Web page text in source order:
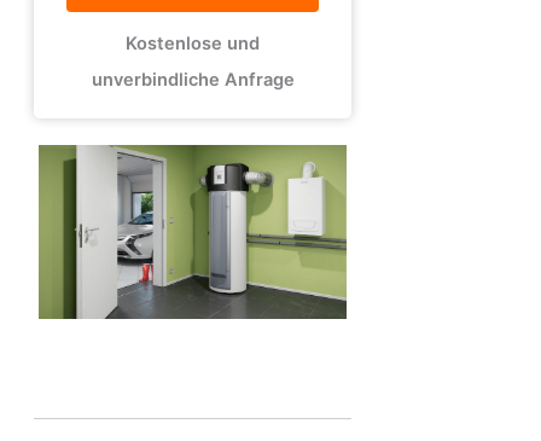
Kostenlose und
unverbindliche Anfrage